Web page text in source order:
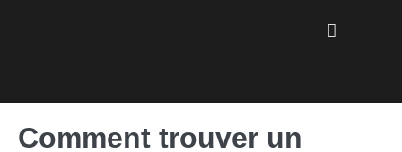
Comment trouver un